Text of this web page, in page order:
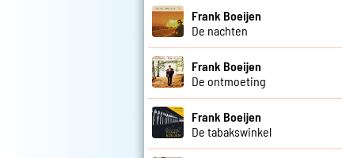
Frank Boeijen
De nachten
Frank Boeijen
De ontmoeting
Frank Boeijen
De tabakswinkel